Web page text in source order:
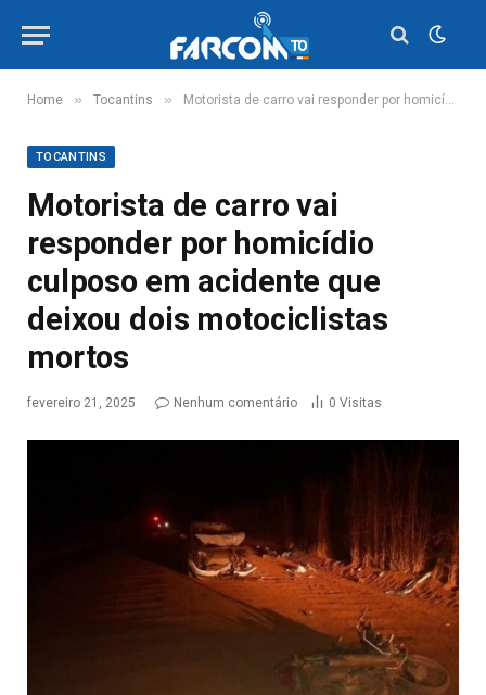
Home » Tocantins » Motorista de carro vai responder por homicídio culposo em acidente que deixou dois motociclistas mortos
TOCANTINS
Motorista de carro vai
responder por homicídio
culposo em acidente que
deixou dois motociclistas
mortos
fevereiro 21, 2025 Nenhum comentário 0 Visitas